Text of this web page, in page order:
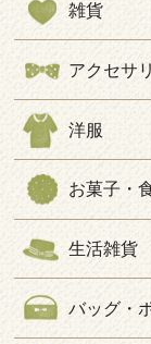
雑貨
アクセサ
洋服
お菓子・
生活雑貨
バッグ・